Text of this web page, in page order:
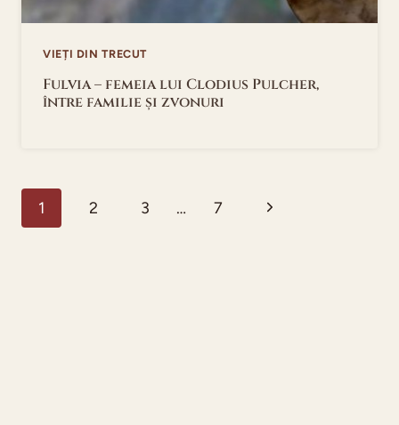
VIEȚI DIN TRECUT
Fulvia – femeia lui Clodius Pulcher,
între familie și zvonuri
Page
navigation
1 2 3 … 7
Next